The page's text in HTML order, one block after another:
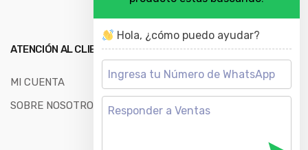
ATENCIÓN AL CLIENTE
MI CUENTA
SOBRE NOSOTROS
Hola, ¿cómo puedo ayudar?